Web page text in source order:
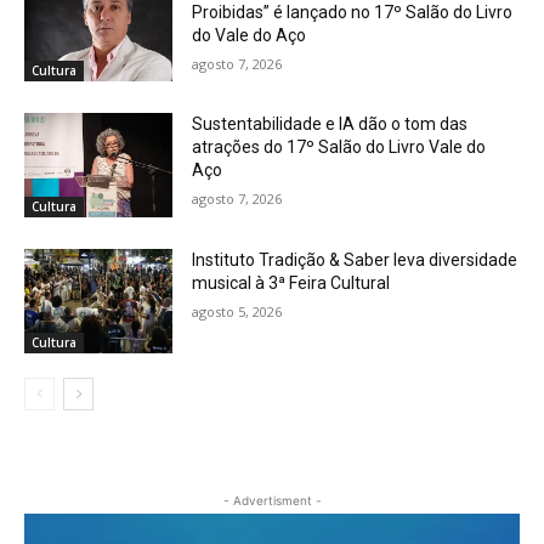
Cultura
Proibidas” é lançado no 17º Salão do Livro
do Vale do Aço
agosto 7, 2026
Cultura
Sustentabilidade e IA dão o tom das
atrações do 17º Salão do Livro Vale do
Aço
agosto 7, 2026
Cultura
Instituto Tradição & Saber leva diversidade
musical à 3ª Feira Cultural
agosto 5, 2026
- Advertisment -